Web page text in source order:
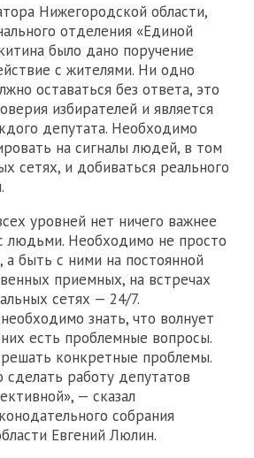
Нижегородской области,
отделения «Единой
было дано поручение
с жителями. Ни одно
оставаться без ответа, это
избирателей и является
депутата. Необходимо
на сигналы людей, в том
сетях, и добиваться реального
уровней нет ничего важнее
людьми. Необходимо не просто
быть с ними на постоянной
приемных, на встречах
сетях — 24/7.
знать, что волнует
есть проблемные вопросы.
конкретные проблемы.
работу депутатов
— сказал
собрания
Евгений Люлин.